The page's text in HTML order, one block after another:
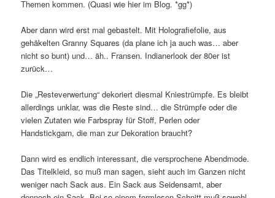
Themen kommen. (Quasi wie hier im Blog. *gg*)
Aber dann wird erst mal gebastelt. Mit Holografiefolie, aus
gehäkelten Granny Squares (da plane ich ja auch was… aber
nicht so bunt) und… äh.. Fransen. Indianerlook der 80er ist
zurück…
Die „Resteverwertung“ dekoriert diesmal Kniestrümpfe. Es bleibt
allerdings unklar, was die Reste sind… die Strümpfe oder die
vielen Zutaten wie Farbspray für Stoff, Perlen oder
Handstickgarn, die man zur Dekoration braucht?
Dann wird es endlich interessant, die versprochene Abendmode.
Das Titelkleid, so muß man sagen, sieht auch im Ganzen nicht
weniger nach Sack aus. Ein Sack aus Seidensamt, aber